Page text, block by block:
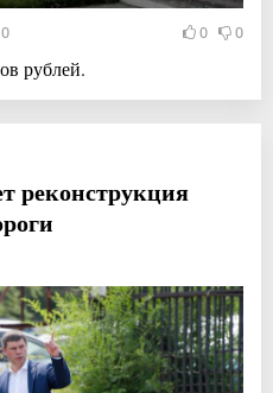
0 0
рублей.
реконструкция